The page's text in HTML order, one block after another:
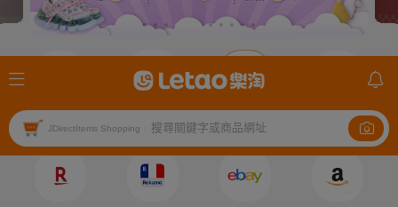
JDirectItems Shopping 搜尋關鍵字或商品網址
Auction
Fleamarket
Shopping
mercari